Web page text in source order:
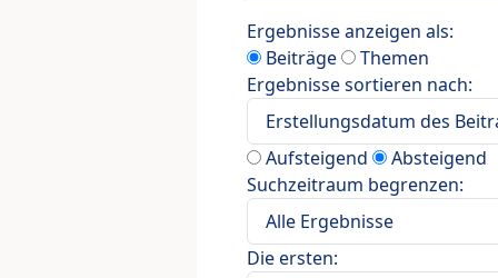
Ergebnisse anzeigen als:
Beiträge
Themen
Ergebnisse sortieren nach:
Aufsteigend
Absteigend
Suchzeitraum begrenzen:
Die ersten: